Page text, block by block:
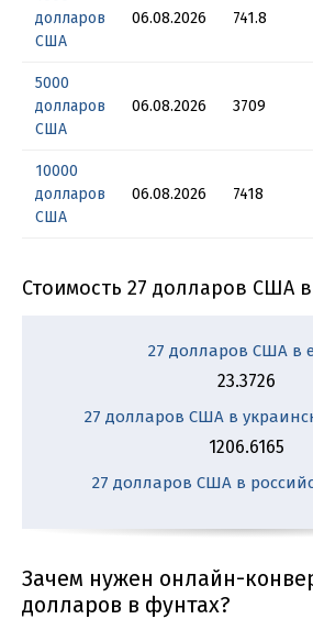
долларов
США
06.08.2026 741.8
5000
долларов
США
06.08.2026 3709
10000
долларов
США
06.08.2026 7418
Стоимость 27 долларов США
27 долларов США в
23.3726
27 долларов США в
1206.6165
27 долларов США в
Зачем нужен онлайн-
долларов в фунтах?